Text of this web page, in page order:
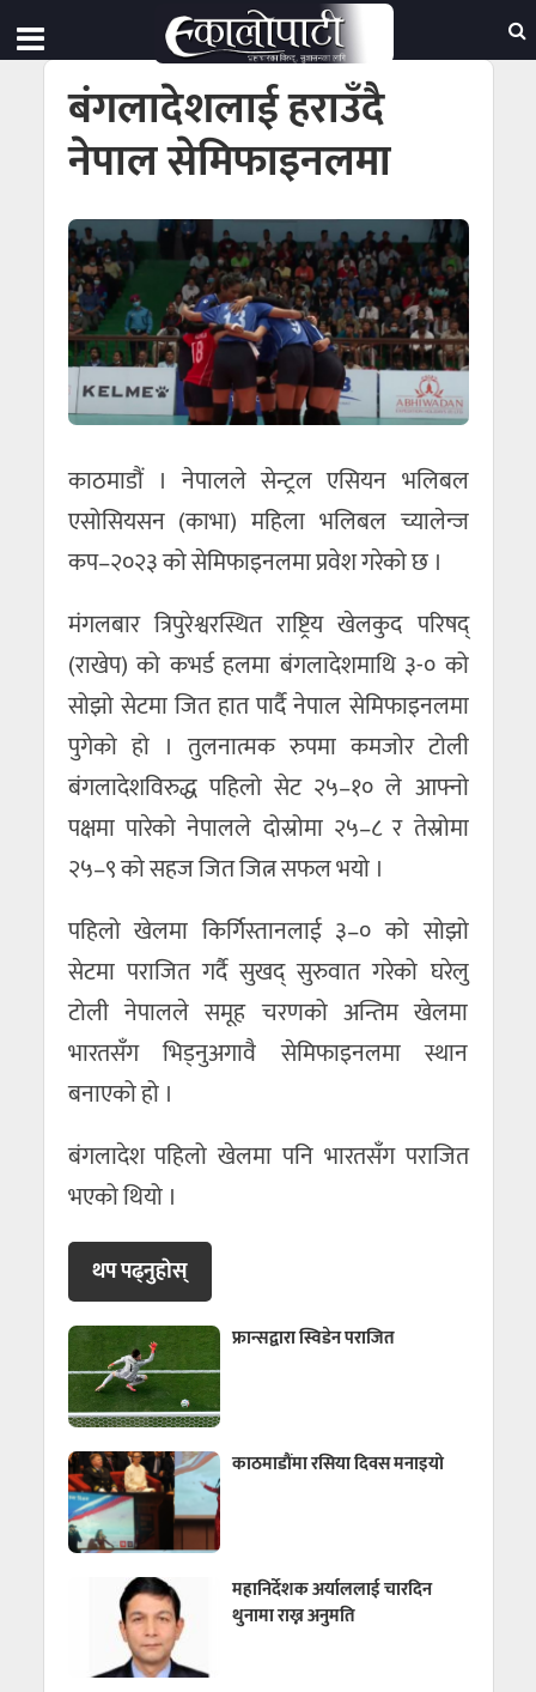
बंगलादेशलाई हराउँदै
नेपाल सेमिफाइनलमा
काठमाडौं । नेपालले सेन्ट्रल एसियन भलिबल
एसोसियसन (काभा) महिला भलिबल च्यालेन्ज
कप–२०२३ को सेमिफाइनलमा प्रवेश गरेको छ ।
मंगलबार त्रिपुरेश्वरस्थित राष्ट्रिय खेलकुद परिषद्
(राखेप) को कभर्ड हलमा बंगलादेशमाथि ३-० को
सोझो सेटमा जित हात पार्दै नेपाल सेमिफाइनलमा
पुगेको हो । तुलनात्मक रुपमा कमजोर टोली
बंगलादेशविरुद्ध पहिलो सेट २५–१० ले आफ्नो
पक्षमा पारेको नेपालले दोस्रोमा २५–८ र तेस्रोमा
२५–९ को सहज जित जित्न सफल भयो ।
पहिलो खेलमा किर्गिस्तानलाई ३–० को सोझो
सेटमा पराजित गर्दै सुखद् सुरुवात गरेको घरेलु
टोली नेपालले समूह चरणको अन्तिम खेलमा
भारतसँग भिड्नुअगावै सेमिफाइनलमा स्थान
बनाएको हो ।
बंगलादेश पहिलो खेलमा पनि भारतसँग पराजित
भएको थियो ।
थप पढ्नुहाेस्
फ्रान्सद्वारा स्विडेन पराजित
काठमाडौंमा रसिया दिवस मनाइयो
महानिर्देशक अर्याललाई चारदिन
थुनामा राख्न अनुमति